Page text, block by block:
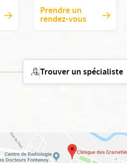
Prendre un
rendez-vous
Trouver un spécialiste